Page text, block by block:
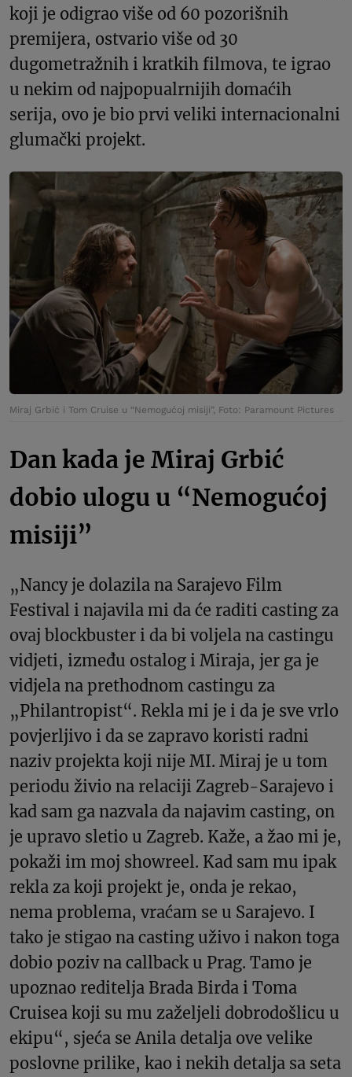
koji je odigrao više od 60 pozorišnih
premijera, ostvario više od 30
dugometražnih i kratkih filmova, te igrao
u nekim od najpopualrnijih domaćih
serija, ovo je bio prvi veliki internacionalni
glumački projekt.
Miraj Grbić i Tom Cruise u “Nemogućoj misiji”, Foto: Paramount Pictures
Dan kada je Miraj Grbić
dobio ulogu u “Nemogućoj
misiji”
„Nancy je dolazila na Sarajevo Film
Festival i najavila mi da će raditi casting za
ovaj blockbuster i da bi voljela na castingu
vidjeti, između ostalog i Miraja, jer ga je
vidjela na prethodnom castingu za
„Philantropist“. Rekla mi je i da je sve vrlo
povjerljivo i da se zapravo koristi radni
naziv projekta koji nije MI. Miraj je u tom
periodu živio na relaciji Zagreb-Sarajevo i
kad sam ga nazvala da najavim casting, on
je upravo sletio u Zagreb. Kaže, a žao mi je,
pokaži im moj showreel. Kad sam mu ipak
rekla za koji projekt je, onda je rekao,
nema problema, vraćam se u Sarajevo. I
tako je stigao na casting uživo i nakon toga
dobio poziv na callback u Prag. Tamo je
upoznao reditelja Brada Birda i Toma
Cruisea koji su mu zaželjeli dobrodošlicu u
ekipu“, sjeća se Anila detalja ove velike
poslovne prilike, kao i nekih detalja sa seta